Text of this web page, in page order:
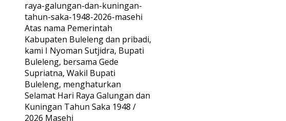
Atas nama Pemerintah
Kabupaten Buleleng dan pribadi,
kami I Nyoman Sutjidra, Bupati
Buleleng, bersama Gede
Supriatna, Wakil Bupati
Buleleng, menghaturkan
Selamat Hari Raya Galungan dan
Kuningan Tahun Saka 1948 /
2026 Masehi